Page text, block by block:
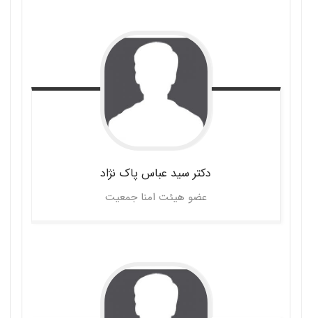
دکتر سید عباس پاک نژاد
عضو هیئت امنا جمعیت